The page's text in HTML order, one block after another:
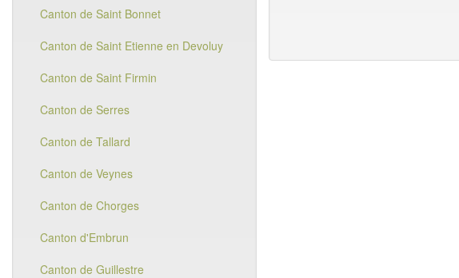
Canton de Saint Bonnet
Canton de Saint Etienne en Devoluy
Canton de Saint Firmin
Canton de Serres
Canton de Tallard
Canton de Veynes
Canton de Chorges
Canton d'Embrun
Canton de Guillestre